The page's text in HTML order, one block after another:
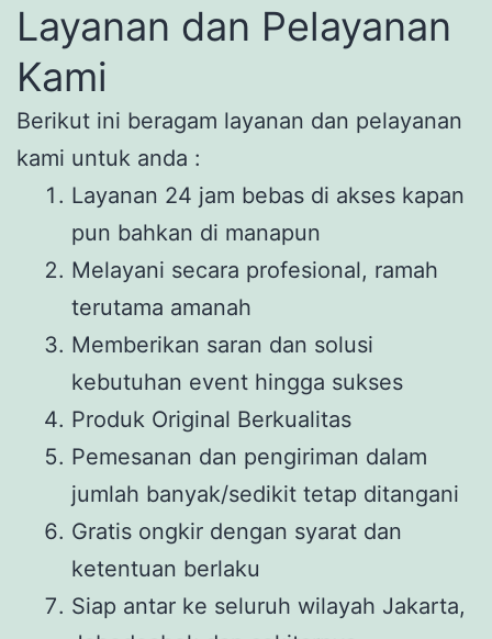
Layanan dan Pelayanan
Kami
Berikut ini beragam layanan dan pelayanan
kami untuk anda :
Layanan 24 jam bebas di akses kapan
pun bahkan di manapun
Melayani secara profesional, ramah
terutama amanah
Memberikan saran dan solusi
kebutuhan event hingga sukses
Produk Original Berkualitas
Pemesanan dan pengiriman dalam
jumlah banyak/sedikit tetap ditangani
Gratis ongkir dengan syarat dan
ketentuan berlaku
Siap antar ke seluruh wilayah Jakarta,